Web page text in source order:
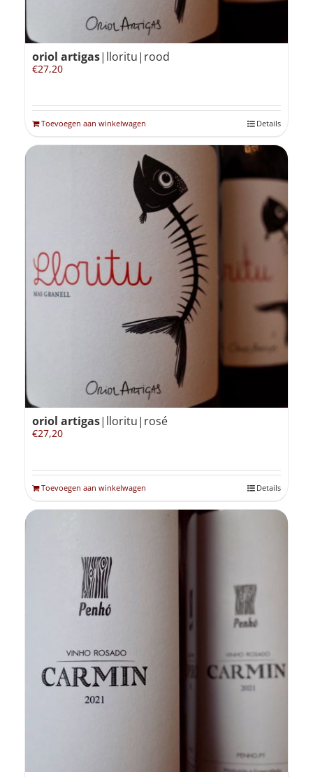
oriol artigas|lloritu|rood
€27,20
Toevoegen aan winkelwagen Details
oriol artigas|lloritu|rosé
€27,20
Toevoegen aan winkelwagen Details